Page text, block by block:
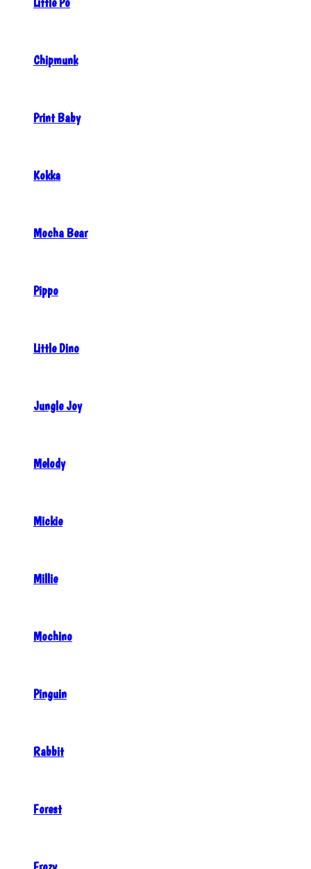
Chipmunk
Print Baby
Kokka
Mocha Bear
Pippo
Little Dino
Jungle Joy
Melody
Mickie
Millie
Mochino
Pinguin
Rabbit
Forest